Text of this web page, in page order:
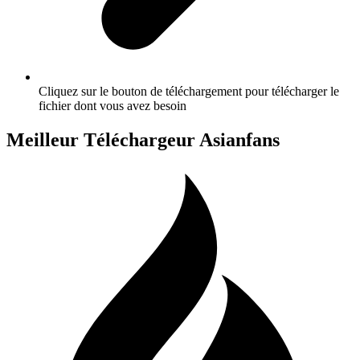
Cliquez sur le bouton de téléchargement pour télécharger le
fichier dont vous avez besoin
Meilleur Téléchargeur Asianfans